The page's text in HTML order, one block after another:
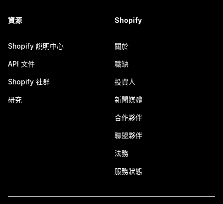
資源
Shopify 說明中心
API 文件
Shopify 社群
研究
Shopify
關於
職缺
投資人
新聞媒體
合作夥伴
聯盟夥伴
法務
服務狀態